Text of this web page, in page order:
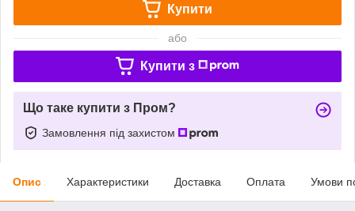
Купити
або
Купити з
Що таке купити з Пром?
Замовлення під захистом
Опис Характеристики Доставка Оплата Умови